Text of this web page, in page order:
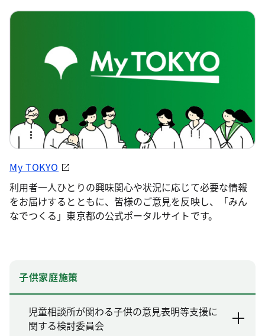
My TOKYO
利用者一人ひとりの興味関心や状況に応じて必要な情報
をお届けするとともに、皆様のご意見を反映し、「みん
なでつくる」東京都の公式ポータルサイトです。
子供家庭施策
児童相談所が関わる子供の意見表明等支援に
関する検討委員会